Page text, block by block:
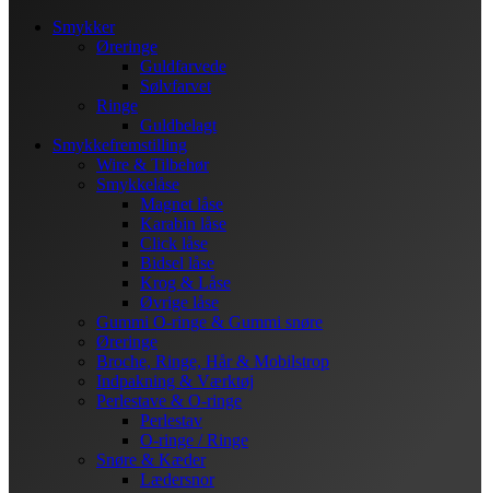
Smykker
Øreringe
Guldfarvede
Sølvfarvet
Ringe
Guldbelagt
Smykkefremstilling
Wire & Tilbehør
Smykkelåse
Magnet låse
Karabin låse
Click låse
Bidsel låse
Krog & Låse
Øvrige låse
Gummi O-ringe & Gummi snøre
Øreringe
Broche, Ringe, Hår & Mobilstrop
Indpakning & Værktøj
Perlestave & O-ringe
Perlestav
O-ringe / Ringe
Snøre & Kæder
Lædersnor